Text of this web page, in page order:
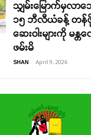
သျှမ်းမြောက်မှလာသ
၁၅ ဘီလီယံခန့် တန်ဖို
ဆေးဝါးများကို မန္
ဖမ်းမိ
SHAN - April 9, 2026